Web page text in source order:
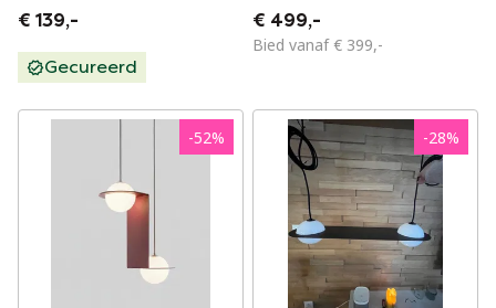
10
€ 139,-
Gecureerd
Hanglamp. Nieuw in
doos.
€ 499,-
Bied vanaf € 399,-
-52% -28%